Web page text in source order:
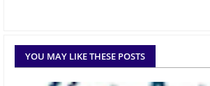
YOU MAY LIKE THESE POSTS